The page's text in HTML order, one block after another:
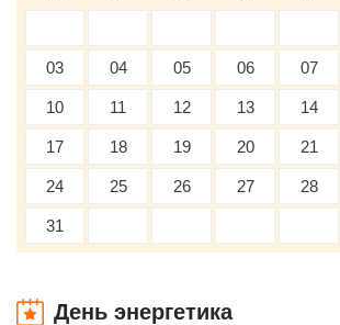
03 04 05 06 07
10 11 12 13 14
17 18 19 20 21
24 25 26 27 28
31
День энергетика